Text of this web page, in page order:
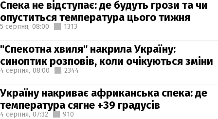
Спека не відступає: де будуть грози та чи
опуститься температура цього тижня
5 серпня, 08:00 1313
"Спекотна хвиля" накрила Україну:
синоптик розповів, коли очікуються зміни
4 серпня, 08:00 2344
Україну накриває африканська спека: де
температура сягне +39 градусів
4 серпня, 07:32 910